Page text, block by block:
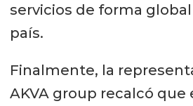
servicios de forma
país.
Finalmente, la
AKVA group recalcó que